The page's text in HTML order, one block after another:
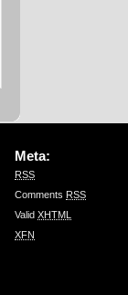
Meta:
RSS
Comments RSS
Valid XHTML
XFN